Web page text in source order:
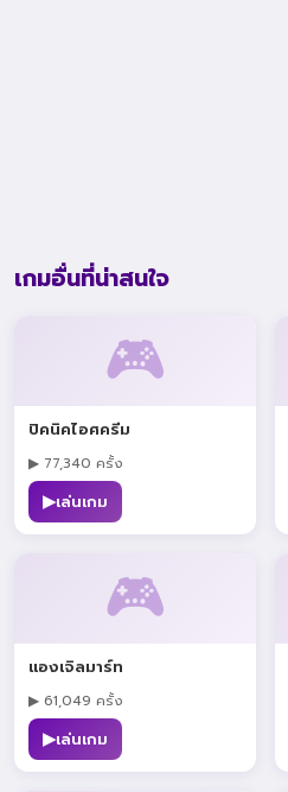
เกมอื่นที่น่าสนใจ
🎮
ปิคนิคไอศครีม
▶ 77,340 ครั้ง
▶เล่นเกม
🎮
แองเจิลมาร์ท
▶ 61,049 ครั้ง
▶เล่นเกม